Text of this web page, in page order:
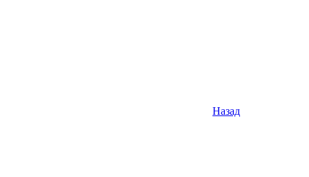
Назад